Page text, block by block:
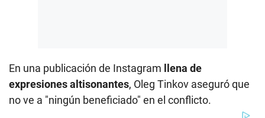
En una publicación de Instagram
llena de
expresiones altisonantes, Oleg Tinkov aseguró que
no ve a "ningún beneficiado" en el conflicto.